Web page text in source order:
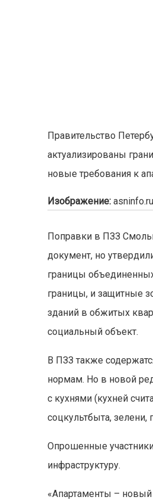
Правительство
актуализированы
новые требования к
Изображение:asninfo.ru
Поправки в ПЗЗ
документ, но
границы
границы, и защитные
зданий в обжитых
социальный объект.
В ПЗЗ также
нормам. Но в новой
с кухнями (кухней
соцкультбыта, зелени,
Опрошенные участники
инфраструктуру.
«Апартаменты –